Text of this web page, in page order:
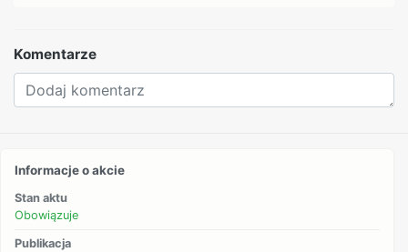
Komentarze
Informacje o akcie
Stan aktu
Obowiązuje
Publikacja